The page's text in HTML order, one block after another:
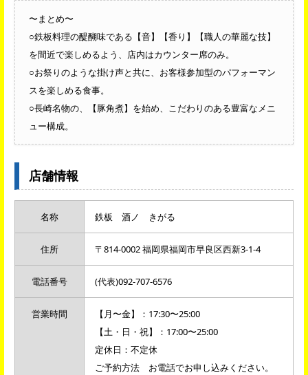
〜まとめ〜
○鉄板料理の醍醐味である【音】【香り】【職人の華麗な技】
を間近で楽しめるよう、店内はカウンター席のみ。
○お祭りのような掛け声と共に、お客様参加型のパフォーマン
スを楽しめる食事。
○長崎名物の、【豚角煮】を始め、こだわりのある豊富なメニ
ュー構成。
店舗情報
名称 鉄板 酒ノ きがる
住所 〒814-0002 福岡県福岡市早良区西新3-1-4
電話番号 (代表)092-707-6576
営業時間
【月〜金】：17:30〜25:00
【土・日・祝】：17:00〜25:00
定休日：不定休
ご予約方法 お電話でお申し込みください。